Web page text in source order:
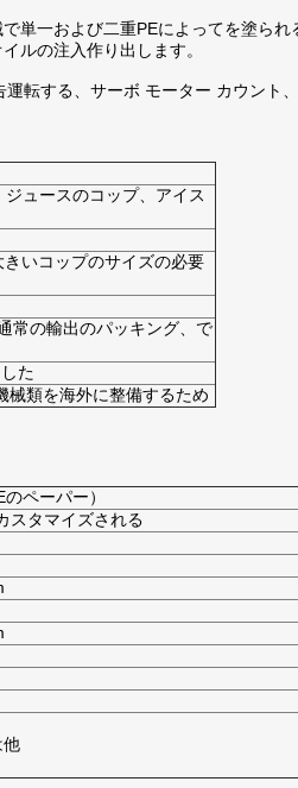
単一および二重PEによってを塗ら
ルの注入作り出します。
転する、サーボ モーター カウント
ュースのコップ、アイス
いコップのサイズの必要
常の輸出のパッキング、で
た
械類を海外に整備するため
ペーパー）
スタマイズされる
他